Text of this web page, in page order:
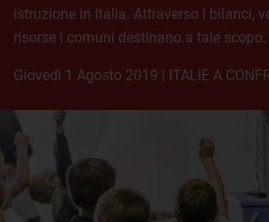
istruzione in Italia. Attraverso i bilanci,
risorse i comuni destinano a tale scopo.
giovedì 1 Agosto 2019 | ITALIE A